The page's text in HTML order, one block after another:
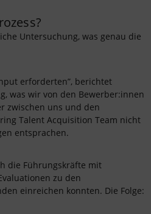
Untersuchung, was genau die
erforderten”, berichtet
was wir von den Bewerber:innen
zwischen uns und den
Talent Acquisition Team nicht
entsprachen.
die Führungskräfte mit
zu den
einreichen konnten. Die Folge: